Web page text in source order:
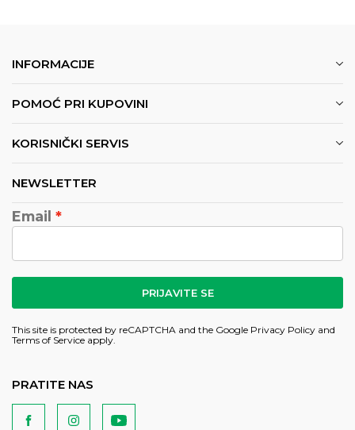
INFORMACIJE
POMOĆ PRI KUPOVINI
KORISNIČKI SERVIS
NEWSLETTER
Email
PRIJAVITE SE
This site is protected by reCAPTCHA and the Google Privacy Policy and
Terms of Service apply.
PRATITE NAS